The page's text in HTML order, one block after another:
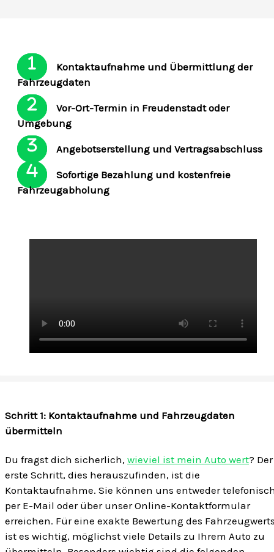
Kontaktaufnahme und Übermittlung der
Fahrzeugdaten
Vor-Ort-Termin in Freudenstadt oder
Umgebung
Angebotserstellung und Vertragsabschluss
Sofortige Bezahlung und kostenfreie
Fahrzeugabholung
Schritt 1: Kontaktaufnahme und Fahrzeugdaten
übermitteln
Du fragst dich sicherlich, wieviel ist mein Auto wert? Der
erste Schritt, dies herauszufinden, ist die
Kontaktaufnahme. Sie können uns entweder
per E-Mail oder über unser Online-Kontaktformular
erreichen. Für eine exakte Bewertung des
ist es wichtig, möglichst viele Details zu Ihrem Auto zu